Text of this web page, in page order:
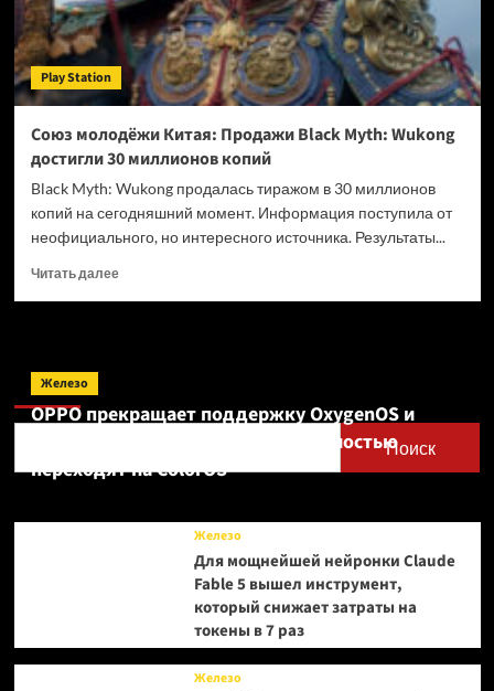
Play Station
Союз молодёжи Китая: Продажи Black Myth: Wukong
достигли 30 миллионов копий
Black Myth: Wukong продалась тиражом в 30 миллионов
копий на сегодняшний момент. Информация поступила от
неофициального, но интересного источника. Результаты...
Читать далееПрочитать
Black
достигли
миллионов
Поиск
Поиск
Железо
OPPO прекращает поддержку OxygenOS и
Realme UI — OnePlus и realme полностью
переходят на ColorOS
Железо
Для мощнейшей нейронки Claude
Fable 5 вышел инструмент,
который снижает затраты на
токены в 7 раз
Железо